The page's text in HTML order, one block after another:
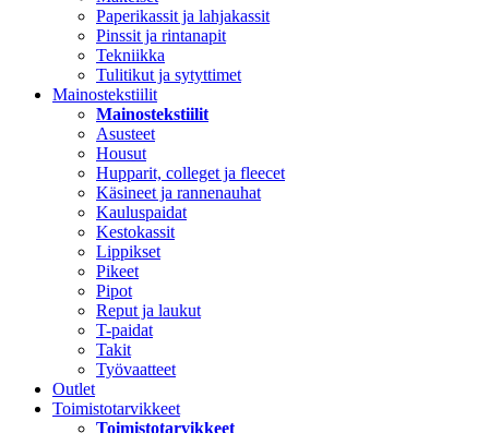
Paperikassit ja lahjakassit
Pinssit ja rintanapit
Tekniikka
Tulitikut ja sytyttimet
Mainostekstiilit
Mainostekstiilit
Asusteet
Housut
Hupparit, colleget ja fleecet
Käsineet ja rannenauhat
Kauluspaidat
Kestokassit
Lippikset
Pikeet
Pipot
Reput ja laukut
T-paidat
Takit
Työvaatteet
Outlet
Toimistotarvikkeet
Toimistotarvikkeet